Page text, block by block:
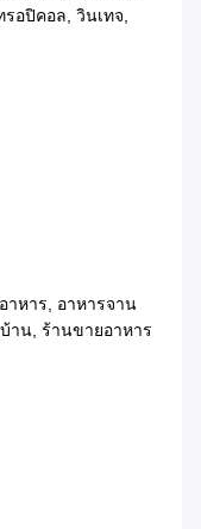
อปิคอล, วินเทจ,
าหาร, อาหารจาน
าน, ร้านขายอาหาร